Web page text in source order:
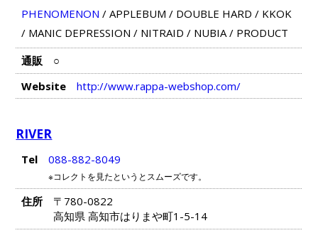
PHENOMENON / APPLEBUM / DOUBLE HARD / KKOK
/ MANIC DEPRESSION / NITRAID / NUBIA/ PRODUCT
通販
○
Website
http://www.rappa-webshop.com/
RIVER
Tel 088-882-8049
※コレクトを見たというとスムーズです。
住所
〒780-0822
高知県 高知市はりまや町1-5-14